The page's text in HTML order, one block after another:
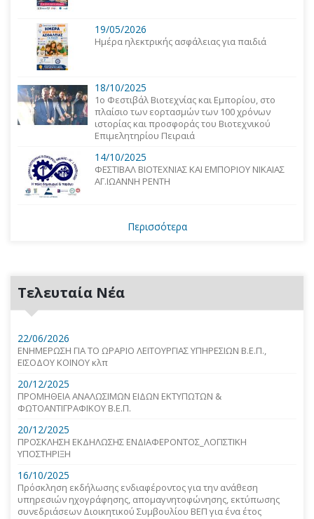
19/05/2026
Ημέρα ηλεκτρικής ασφάλειας για παιδιά
18/10/2025
1o Φεστιβάλ Βιοτεχνίας και Εμπορίου, στο
πλαίσιο των εορτασμών των 100 χρόνων
ιστορίας και προσφοράς του Βιοτεχνικού
Επιμελητηρίου Πειραιά
14/10/2025
ΦΕΣΤΙΒΑΛ ΒΙΟΤΕΧΝΙΑΣ ΚΑΙ ΕΜΠΟΡΙΟΥ ΝΙΚΑΙΑΣ
ΑΓ.ΙΩΑΝΝΗ ΡΕΝΤΗ
Περισσότερα
Τελευταία Νέα
22/06/2026
ΕΝΗΜΕΡΩΣΗ ΓΙΑ ΤΟ ΩΡΑΡΙΟ ΛΕΙΤΟΥΡΓΙΑΣ ΥΠΗΡΕΣΙΩΝ Β.Ε.Π.,
ΕΙΣΟΔΟΥ ΚΟΙΝΟΥ κλπ
20/12/2025
ΠΡΟΜΗΘΕΙΑ ΑΝΑΛΩΣΙΜΩΝ ΕΙΔΩΝ ΕΚΤΥΠΩΤΩΝ &
ΦΩΤΟΑΝΤΙΓΡΑΦΙΚΟΥ Β.Ε.Π.
20/12/2025
ΠΡΟΣΚΛΗΣΗ ΕΚΔΗΛΩΣΗΣ ΕΝΔΙΑΦΕΡΟΝΤΟΣ_ΛΟΓΙΣΤΙΚΗ
ΥΠΟΣΤΗΡΙΞΗ
16/10/2025
Πρόσκληση εκδήλωσης ενδιαφέροντος για την ανάθεση
υπηρεσιών ηχογράφησης, απομαγνητοφώνησης, εκτύπωσης
συνεδριάσεων Διοικητικού Συμβουλίου ΒΕΠ για ένα έτος